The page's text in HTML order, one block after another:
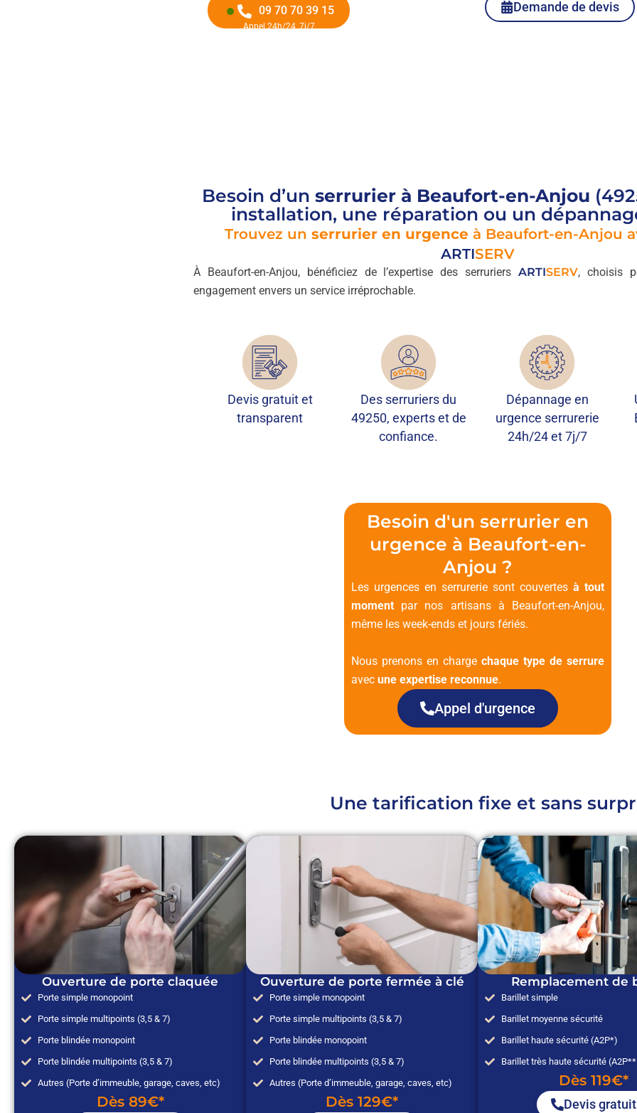
09 70 70 39 15
Appel 24h/24, 7j/7
Demande de devis
Besoin d’un serrurier à Beaufort-en-Anjou
installation, une réparation ou un
Trouvez un serrurier en urgence à Beaufort-en-Anjou
ARTISERV
À Beaufort-en-Anjou, bénéficiez de l’expertise des serruriers ARTISERV, choisis
engagement envers un service irréprochable.
Devis gratuit et
transparent
Des serruriers du
49250, experts et de
confiance.
Dépannage en
urgence serrurerie
24h/24 et 7j/7
Besoin d'un serrurier en
urgence à Beaufort-en-
Anjou ?
Les urgences en serrurerie sont couvertesà tout
momentpar nos artisans à Beaufort-en-Anjou,
même les week-ends et jours fériés.
Nous prenons en chargechaque type de serrure
avec une expertise reconnue.
Appel d'urgence
Une tarification fixe et sans
Ouverture de porte claquée
Porte simple monopoint
Porte simple multipoints (3,5 & 7)
Porte blindée monopoint
Porte blindée multipoints (3,5 & 7)
Autres (Porte d’immeuble, garage, caves, etc)
Dès 89€*
Ouverture de porte fermée à clé
Porte simple monopoint
Porte simple multipoints (3,5 & 7)
Porte blindée monopoint
Porte blindée multipoints (3,5 & 7)
Autres (Porte d’immeuble, garage, caves, etc)
Dès 129€*
Remplacement de
Barillet simple
Barillet moyenne sécurité
Barillet haute sécurité (A2P*)
Barillet très haute sécurité
Dès 119€*
Devis gratuit